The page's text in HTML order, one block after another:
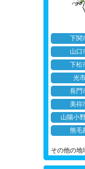
下関
山口
下松
光
長門
美祢
山陽小
熊毛
その他の地